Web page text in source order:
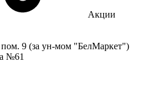
Акции
пом. 9 (за ун-мом "БелМаркет")
№61